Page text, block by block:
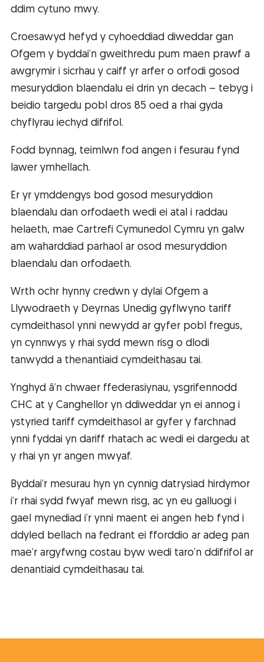
ddim cytuno mwy.
Croesawyd hefyd y cyhoeddiad diweddar gan
Ofgem y byddai’n gweithredu pum maen prawf a
awgrymir i sicrhau y caiff yr arfer o orfodi gosod
mesuryddion blaendalu ei drin yn decach – tebyg i
beidio targedu pobl dros 85 oed a rhai gyda
chyflyrau iechyd difrifol.
Fodd bynnag, teimlwn fod angen i fesurau fynd
lawer ymhellach.
Er yr ymddengys bod gosod mesuryddion
blaendalu dan orfodaeth wedi ei atal i raddau
helaeth, mae Cartrefi Cymunedol Cymru yn galw
am waharddiad parhaol ar osod mesuryddion
blaendalu dan orfodaeth.
Wrth ochr hynny credwn y dylai Ofgem a
Llywodraeth y Deyrnas Unedig gyflwyno tariff
cymdeithasol ynni newydd ar gyfer pobl fregus,
yn cynnwys y rhai sydd mewn risg o dlodi
tanwydd a thenantiaid cymdeithasau tai.
Ynghyd â’n chwaer ffederasiynau, ysgrifennodd
CHC at y Canghellor yn ddiweddar yn ei annog i
ystyried tariff cymdeithasol ar gyfer y farchnad
ynni fyddai yn dariff rhatach ac wedi ei dargedu at
y rhai yn yr angen mwyaf.
Byddai’r mesurau hyn yn cynnig datrysiad hirdymor
i’r rhai sydd fwyaf mewn risg, ac yn eu galluogi i
gael mynediad i’r ynni maent ei angen heb fynd i
ddyled bellach na fedrant ei fforddio ar adeg pan
mae’r argyfwng costau byw wedi taro’n ddifrifol ar
denantiaid cymdeithasau tai.